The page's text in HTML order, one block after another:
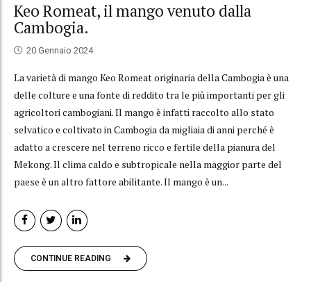
Keo Romeat, il mango venuto dalla
Cambogia.
20 Gennaio 2024
La varietà di mango Keo Romeat originaria della Cambogia è una
delle colture e una fonte di reddito tra le più importanti per gli
agricoltori cambogiani. Il mango è infatti raccolto allo stato
selvatico e coltivato in Cambogia da migliaia di anni perché è
adatto a crescere nel terreno ricco e fertile della pianura del
Mekong. Il clima caldo e subtropicale nella maggior parte del
paese è un altro fattore abilitante. Il mango è un...
CONTINUE READING